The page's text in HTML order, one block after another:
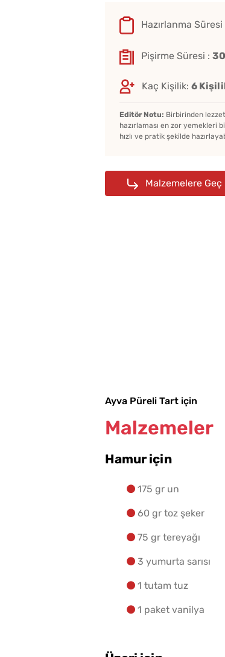
Hazırlanma Süresi
Pişirme Süresi :
Kaç Kişilik: 6
Editör Notu: Birbirinden
hazırlaması en zor yemekleri
hızlı ve pratik şekilde
Malzemelere Geç
Ayva Püreli Tart için
Malzemeler
Hamur için
175 gr un
60 gr toz şeker
75 gr tereyağı
3 yumurta sarısı
1 tutam tuz
1 paket vanilya